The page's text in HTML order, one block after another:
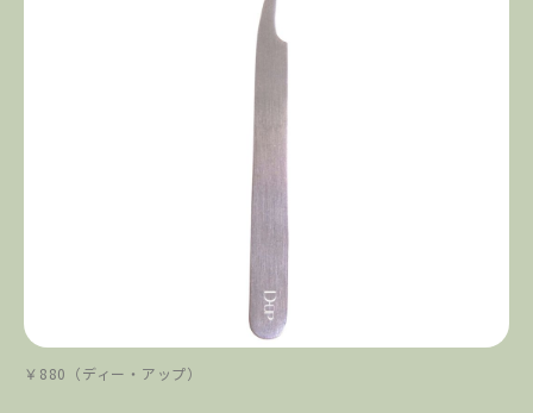
￥880（ディー・アップ）